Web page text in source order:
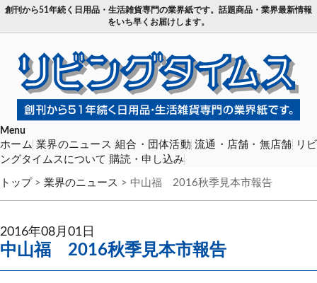
創刊から51年続く日用品・生活雑貨専門の業界紙です。話題商品・業界最新情報
をいち早くお届けします。
Menu
ホーム 業界のニュース 組合・団体活動 流通・店舗・無店舗 リビ
ングタイムスについて 購読・申し込み
トップ > 業界のニュース > 中山福 2016秋季見本市報告
2016年08月01日
中山福 2016秋季見本市報告